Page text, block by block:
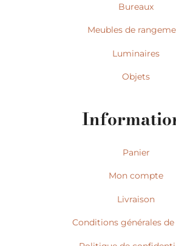
Bureaux
Meubles de
Luminaires
Objets
Panier
Mon compte
Livraison
Conditions générales